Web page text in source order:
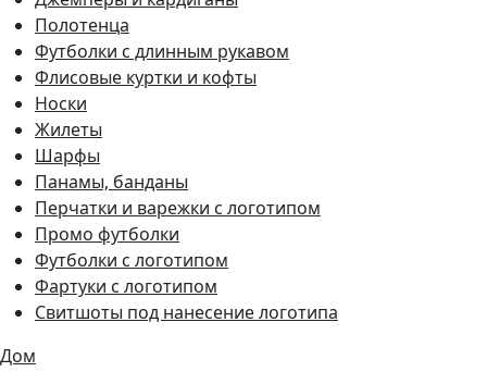
Полотенца
Футболки с длинным рукавом
Флисовые куртки и кофты
Носки
Жилеты
Шарфы
Панамы, банданы
Перчатки и варежки с логотипом
Промо футболки
Футболки с логотипом
Фартуки с логотипом
Свитшоты под нанесение логотипа
Дом